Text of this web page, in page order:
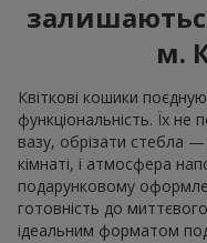
м.
Квіткові кошики
функціональність. Їх
вазу, обрізати стебла
кімнаті, і атмосфера
подарунковому
готовність до
ідеальним форматом